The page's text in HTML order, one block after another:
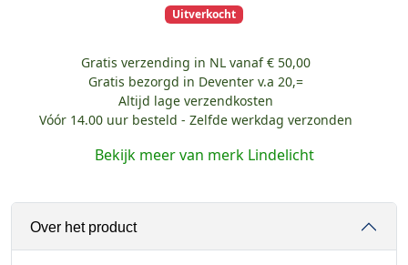
Uitverkocht
Gratis verzending in NL vanaf € 50,00
Gratis bezorgd in Deventer v.a 20,=
Altijd lage verzendkosten
Vóór 14.00 uur besteld - Zelfde werkdag verzonden
Bekijk meer van merk Lindelicht
Over het product